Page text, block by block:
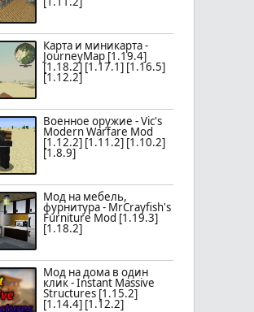
Карта и миникарта -
JourneyMap [1.19.4]
[1.18.2] [1.17.1] [1.16.5]
[1.12.2]
Военное оружие - Vic's
Modern Warfare Mod
[1.12.2] [1.11.2] [1.10.2]
[1.8.9]
Мод на мебель,
фурнитура - MrCrayfish's
Furniture Mod [1.19.3]
[1.18.2]
Мод на дома в один
клик - Instant Massive
Structures [1.15.2]
[1.14.4] [1.12.2]